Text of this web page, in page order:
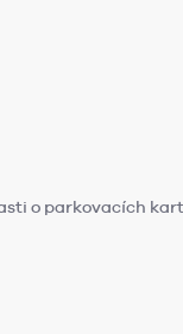
o parkovacích